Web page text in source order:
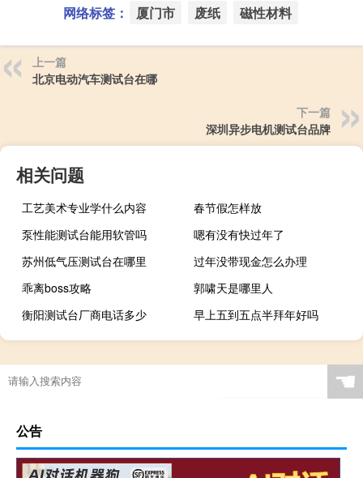
网络标签： 厦门市 废纸 磁性材料
上一篇
北京电动汽车测试台在哪
下一篇
深圳异步电机测试台品牌
相关问题
工艺美术专业学什么内容
春节假怎样放
泵性能测试台能用软管吗
嗯有没有快过年了
苏州低气压测试台在哪里
过年没带现金怎么办理
乖离boss攻略
郭啸天是哪里人
衡阳测试台厂商电话多少
早上五到五点半拜年好吗
☚
公告